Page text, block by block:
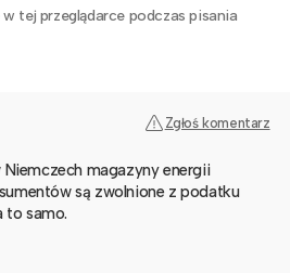
tej przeglądarce podczas pisania
Zgłoś komentarz
magazyny energii
są zwolnione z podatku
to samo.